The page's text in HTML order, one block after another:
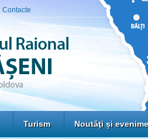
Contacte
Turism Noutăţi și